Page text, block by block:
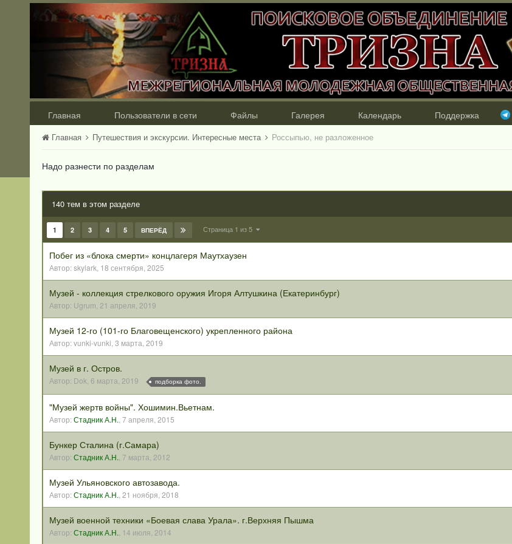
Главная Пользователи в сети Файлы Галерея Календарь Поддержка
Главная Путешествия и экскурсии. Интересные места Россыпью, не разложенное
Надо разнести по разделам
140 тем в этом разделе
1 2 3 4 5 ВПЕРЁД Страница 1 из 5
Побег из «блока смерти» концлагеря Маутхаузен
Автор:skylark, 18 сентября, 2025
Музей - коллекция стрелкового оружия Игоря Алтушкина (Екатеринбург)
Автор: Ugrum, 21 апреля, 2019
Музей 12-го (101-го Благовещенского) укрепленного района
Автор:vunki-vunki,3 марта, 2019
Музей в г. Остров.
Автор: Dok, 6 марта, 2019 подборка фото.
"Музей жертв войны". Хошимин.Вьетнам.
Автор:Стадник А.Н.,7 апреля, 2015
Бункер Сталина (г.Самара)
Автор: Стадник А.Н., 7 марта, 2012
Музей Ульяновского автозавода.
Автор:Стадник А.Н.,21 ноября, 2018
Музей военной техники «Боевая слава Урала». г.Верхняя Пышма
Автор: Стадник А.Н., 14 июля, 2014